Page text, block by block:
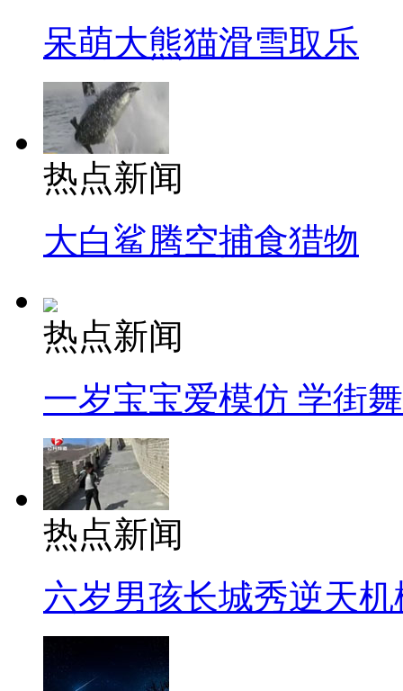
呆萌大熊猫滑雪取乐
热点新闻
大白鲨腾空捕食猎物
热点新闻
一岁宝宝爱模仿 学街
热点新闻
六岁男孩长城秀逆天机